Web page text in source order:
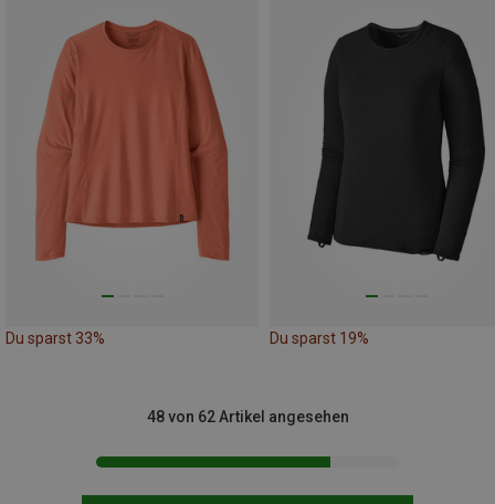
Du sparst 33% Du sparst 19%
48 von 62 Artikel angesehen